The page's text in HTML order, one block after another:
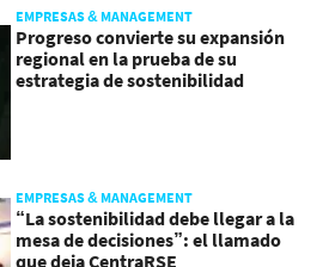
EMPRESAS & MANAGEMENT
Progreso convierte su expansión
regional en la prueba de su
estrategia de sostenibilidad
EMPRESAS & MANAGEMENT
“La sostenibilidad debe llegar a la
mesa de decisiones”: el llamado
que deja CentraRSE